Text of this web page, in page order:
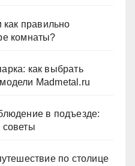
как правильно
комнаты?
как выбрать
Madmetal.ru
в подъезде:
советы
по столице